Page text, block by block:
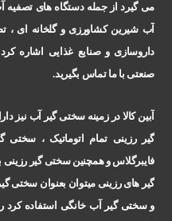
می گیرد از جمله دستگاه های تصفیه
آب شیرین کشاورزی و گلخانه ای ،
داروسازی و صنایع غذایی اشاره
صنعتی با ما تماس بگیرید.
آبین کالا در زمینه سختی گیر آب
گیر رزینی تمام اتوماتیک ، سختی
فایبرگلاس و همچنین سختی گیر
گیر های رزینی میتوان بعنوان سختی
و سختی گیر آب خانگی استفاده کرد